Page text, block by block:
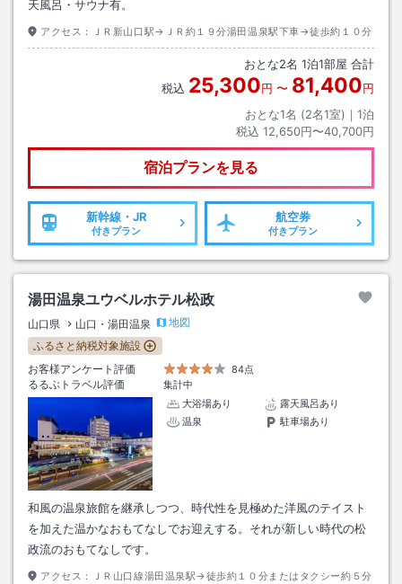
天風呂・サウナ有。
アクセス： ＪＲ新山口駅→ＪＲ約１９分湯田温泉駅下車→徒歩約１０分
おとな2名 1泊1部屋 合計
税込 25,300円 〜 81,400円
おとな1名 (2名1室)｜ 1泊
税込 12,650円〜40,700円
宿泊プランを見る
新幹線・JR
付きプラン
航空券
付きプラン
湯田温泉ユウベルホテル松政
山口県 山口・湯田温泉
地図
ふるさと納税対象施設
お客様アンケート評価
84点
るるぶトラベル評価
集計中
大浴場あり
露天風呂あり
温泉
駐車場あり
和風の温泉旅館を継承しつつ、時代性を見極めた洋風のテイスト
を加えた温かなおもてなしでお迎えする。それが新しい時代の松
政流のおもてなしです。
アクセス： ＪＲ山口線湯田温泉駅→徒歩約１０分またはタクシー約５分